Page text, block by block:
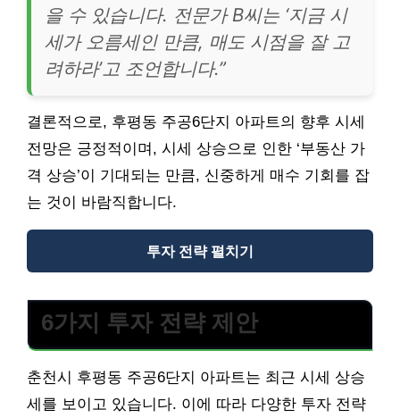
을 수 있습니다. 전문가 B씨는 ‘지금 시
세가 오름세인 만큼, 매도 시점을 잘 고
려하라’고 조언합니다.”
결론적으로, 후평동 주공6단지 아파트의 향후 시세
전망은 긍정적이며, 시세 상승으로 인한 ‘부동산 가
격 상승’이 기대되는 만큼, 신중하게 매수 기회를 잡
는 것이 바람직합니다.
투자 전략 펼치기
6가지 투자 전략 제안
춘천시 후평동 주공6단지 아파트는 최근 시세 상승
세를 보이고 있습니다. 이에 따라 다양한 투자 전략